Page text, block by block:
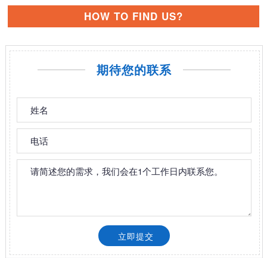
HOW TO FIND US?
期待您的联系